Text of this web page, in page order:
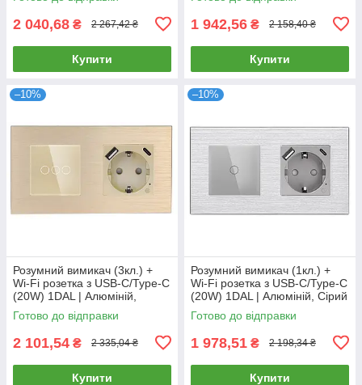
STUTC.WF.WT)
2 040,68 ₴ 2 267,42 ₴
Купити
1 942,56 ₴ 2 158,40 ₴
Купити
–10%
Розумний вимикач (3кл.) +
Wi-Fi розетка з USB-C/Type-C
(20W) 1DAL | Алюміній,
Золото (A157-GSW3G.WF-
STUTC.WF.GD)
Готово до відправки
2 101,54 ₴ 2 335,04 ₴
Купити
–10%
Розумний вимикач (1кл.) +
Wi-Fi розетка з USB-C/Type-C
(20W) 1DAL | Алюміній, Сірий
(A157-GSW1G.WF-
STUTC.WF.GR)
Готово до відправки
1 978,51 ₴ 2 198,34 ₴
Купити